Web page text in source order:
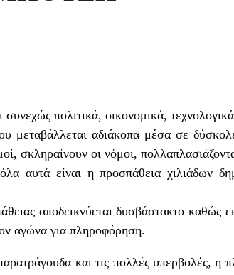
πολιτικά, οικονομικά,
μεταβάλλεται αδιάκοπα μέσα σε
σκληραίνουν οι νόμοι,
αυτά είναι η προσπάθεια χιλιάδων
αποδεικνύεται δυσβάστακτο καθώς
αγώνα για πληροφόρηση.
και τις πολλές υπερβολές, η